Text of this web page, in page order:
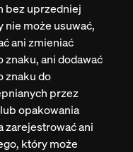
bez uprzedniej
nie może usuwać,
ani zmieniać
ani dodawać
znaku do
przez
opakowania
zarejestrować ani
który może